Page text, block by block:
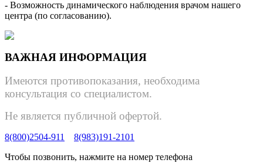
- Возможность динамического наблюдения врачом нашего
центра (по согласованию).
ВАЖНАЯ ИНФОРМАЦИЯ
Имеются противопоказания, необходима
консультация со специалистом.
Не является публичной офертой.
8(800)2504-911
8(983)191-2101
Чтобы позвонить, нажмите на номер телефона